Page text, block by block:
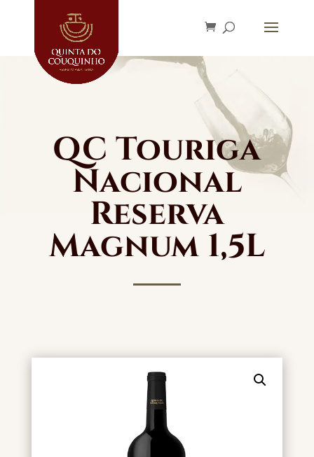
QC Touriga
Nacional
Reserva
Magnum 1,5L